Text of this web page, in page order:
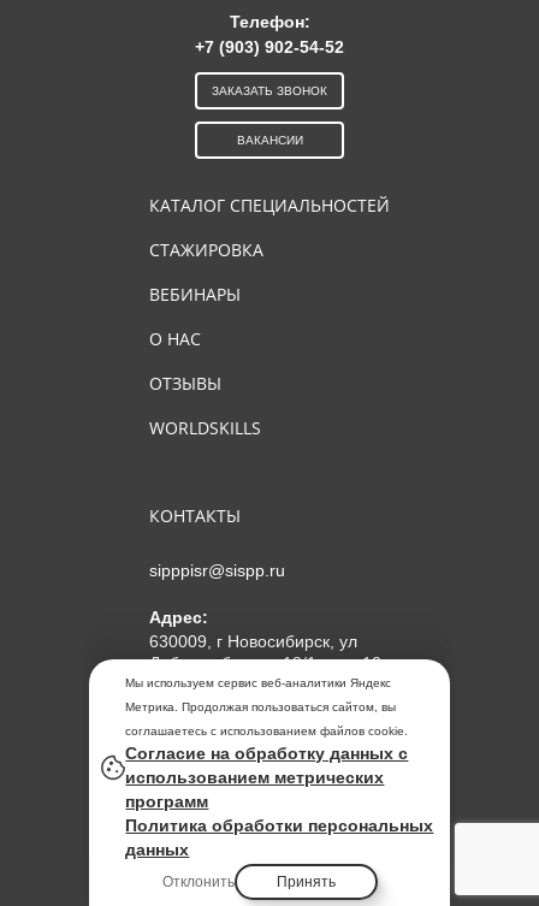
Мы используем сервис веб-аналитики Яндекс
Метрика. Продолжая пользоваться сайтом, вы
соглашаетесь с использованием файлов cookie.
Согласие на обработку данных с
использованием метрических
программ
Политика обработки персональных
данных
Принять
Отклонить
КАТАЛОГ СПЕЦИАЛЬНОСТЕЙ
СТАЖИРОВКА
ВЕБИНАРЫ
О НАС
ОТЗЫВЫ
WORLDSKILLS
КОНТАКТЫ
sipppisr@sispp.ru
Адрес:
630009, г Новосибирск, ул
Добролюбова, д 18/1, пом 12
АНО ДПО "МИПКП"
ИНН5405963859
ОГРН 1155476104354
Политика обработки
персональных данных
Телефон:
+7 (903) 902-54-52
ЗАКАЗАТЬ ЗВОНОК
ВАКАНСИИ